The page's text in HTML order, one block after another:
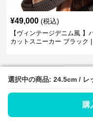
選択中の商品: 24.5cm / レ
購
選択中の商品: 24.5cm / レ
購
¥49,000 (税込)
【ヴィンテージデニム風 】
カットスニーカー ブラック
人
ハイカットスニーカー